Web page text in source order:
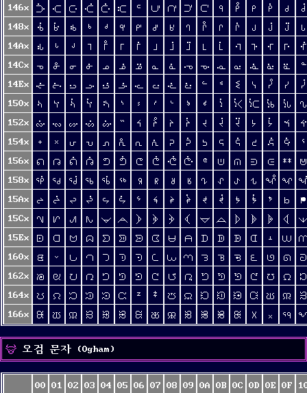
146x ᑠ ᑡ ᑢ ᑣ ᑤ ᑥ ᑦ ᑧ ᑨ ᑩ ᑪ ᑫ ᑬ ᑭ ᑮ ᑯ
ᑰ
148x
ᒀ ᒁ ᒂ ᒃ ᒄ ᒅ ᒆ ᒇ ᒈ ᒉ ᒊ ᒋ ᒌ ᒍ ᒎ ᒏ
ᒐ
14Ax
ᒠ ᒡ ᒢ ᒣ ᒤ ᒥ ᒦ ᒧ ᒨ ᒩ ᒪ ᒫ ᒬ ᒭ ᒮ ᒯ
ᒰ
14Cx
ᓀ ᓁ ᓂ ᓃ ᓄ ᓅ ᓆ ᓇ ᓈ ᓉ ᓊ ᓋ ᓌ ᓍ ᓎ ᓏ
ᓐ
14Ex
ᓠ ᓡ ᓢ ᓣ ᓤ ᓥ ᓦ ᓧ ᓨ ᓩ ᓪ ᓫ ᓬ ᓭ ᓮ ᓯ
ᓰ
150x
ᔀ ᔁ ᔂ ᔃ ᔄ ᔅ ᔆ ᔇ ᔈ ᔉ ᔊ ᔋ ᔌ ᔍ ᔎ ᔏ
152x
ᔠ ᔡ ᔢ ᔣ ᔤ ᔥ ᔦ ᔧ ᔨ ᔩ ᔪ ᔫ ᔬ ᔭ ᔮ ᔯ
ᔰ
154x
ᕀ ᕁ ᕂ ᕃ ᕄ ᕅ ᕆ ᕇ ᕈ ᕉ ᕊ ᕋ ᕌ ᕍ ᕎ ᕏ
ᕐ
156x
ᕠ ᕡ ᕢ ᕣ ᕤ ᕥ ᕦ ᕧ ᕨ ᕩ ᕪ ᕫ ᕬ ᕭ ᕮ ᕯ
158x
ᖀ ᖁ ᖂ ᖃ ᖄ ᖅ ᖆ ᖇ ᖈ ᖉ ᖊ ᖋ ᖌ ᖍ ᖎ ᖏ
15Ax
ᖠ ᖡ ᖢ ᖣ ᖤ ᖥ ᖦ ᖧ ᖨ ᖩ ᖪ ᖫ ᖬ ᖭ ᖮ ᖯ
ᖰ
15Cx
ᗀ ᗁ ᗂ ᗃ ᗄ ᗅ ᗆ ᗇ ᗈ ᗉ ᗊ ᗋ ᗌ ᗍ ᗎ ᗏ
15Ex
ᗠ ᗡ ᗢ ᗣ ᗤ ᗥ ᗦ ᗧ ᗨ ᗩ ᗪ ᗫ ᗬ ᗭ ᗮ ᗯ
160x
ᘀ ᘁ ᘂ ᘃ ᘄ ᘅ ᘆ ᘇ ᘈ ᘉ ᘊ ᘋ ᘌ ᘍ ᘎ ᘏ
162x
ᘠ ᘡ ᘢ ᘣ ᘤ ᘥ ᘦ ᘧ ᘨ ᘩ ᘪ ᘫ ᘬ ᘭ ᘮ ᘯ
164x
ᙀ ᙁ ᙂ ᙃ ᙄ ᙅ ᙆ ᙇ ᙈ ᙉ ᙊ ᙋ ᙌ ᙍ ᙎ ᙏ
166x
ᙠ ᙡ ᙢ ᙣ ᙤ ᙥ ᙦ ᙧ ᙨ ᙩ ᙪ ᙫ ᙬ ᙭ ᙮ ᙯ
오검 문자 (Ogham)
00 01 02 03 04 05 06 07 08 09 0A 0B 0C 0D 0E 0F